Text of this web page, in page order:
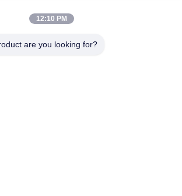
12:10 PM
are you looking for?